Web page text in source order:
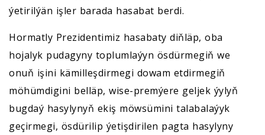
ýetirilýän işler barada hasabat berdi.
Hormatly Prezidentimiz hasabaty diňläp, oba
hojalyk pudagyny toplumlaýyn ösdürmegiň we
onuň işini kämilleşdirmegi dowam etdirmegiň
möhümdigini belläp, wise-premýere geljek ýylyň
bugdaý hasylynyň ekiş möwsümini talabalaýyk
geçirmegi, ösdürilip ýetişdirilen pagta hasylyny